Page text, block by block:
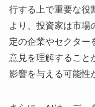
行する上で重要な役
より、投資家は市場
定の企業やセクター
意見を理解すること
影響を与える可能性